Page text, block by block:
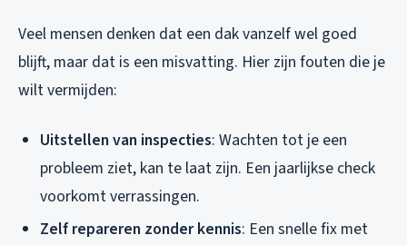
Veel mensen denken dat een dak vanzelf wel goed
blijft, maar dat is een misvatting. Hier zijn fouten die je
wilt vermijden:
Uitstellen van inspecties: Wachten tot je een
probleem ziet, kan te laat zijn. Een jaarlijkse check
voorkomt verrassingen.
Zelf repareren zonder kennis: Een snelle fix met